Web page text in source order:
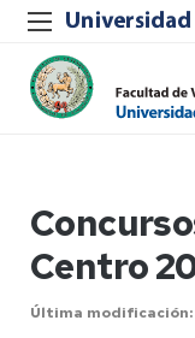
Centro
Última modificación